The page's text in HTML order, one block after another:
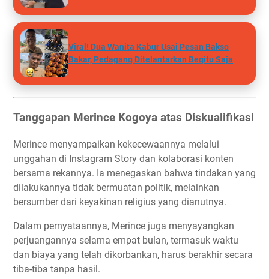
Viral! Dua Wanita Kabur Usai Pesan Bakso
Bakar, Pedagang Ditelantarkan Begitu Saja
Tanggapan Merince Kogoya atas Diskualifikasi
Merince menyampaikan kekecewaannya melalui
unggahan di Instagram Story dan kolaborasi konten
bersama rekannya. Ia menegaskan bahwa tindakan yang
dilakukannya tidak bermuatan politik, melainkan
bersumber dari keyakinan religius yang dianutnya.
Dalam pernyataannya, Merince juga menyayangkan
perjuangannya selama empat bulan, termasuk waktu
dan biaya yang telah dikorbankan, harus berakhir secara
tiba-tiba tanpa hasil.